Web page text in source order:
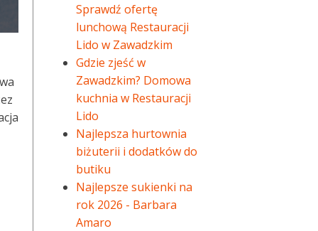
Sprawdź ofertę
lunchową Restauracji
Lido w Zawadzkim
Gdzie zjeść w
Zawadzkim? Domowa
kuchnia w Restauracji
Lido
Najlepsza hurtownia
biżuterii i dodatków do
butiku
Najlepsze sukienki na
rok 2026 - Barbara
Amaro